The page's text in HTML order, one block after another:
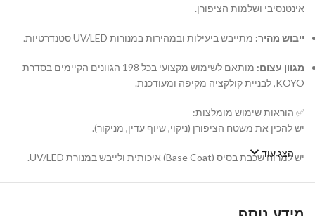
אינטנסיבי ושלמות הציפורן.
ייבוש מהיר: מתייבש ביעילות ובמהירות במנורות UV/LED סטנדרטיות.
מגוון עצום:
מותאם לשימוש מקצועי בכל 198 הגוונים הקיימים בסדרת
KOYO, לבניית קולקציה מקיפה ומעודכנת.
✅ הוראות שימוש מומלצות:
יש להכין את משטח הציפורן (ניקוי, שיוף עדין, מניקור).
יש למרוח שכבת בסיס (Base Coat) איכותית ולייבש במנורת UV/LED.
יש למרוח שכבה דקה ואחידה של לק ג'ל KOYO ולייבש במנורה. במידת
הצג עוד